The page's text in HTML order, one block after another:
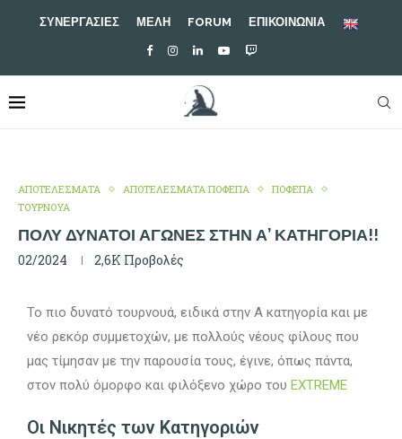
ΣΥΝΕΡΓΑΣΙΕΣ ΜΕΛΗ FORUM ΕΠΙΚΟΙΝΩΝΙΑ
ΑΠΟΤΕΛΕΣΜΑΤΑ ΑΠΟΤΕΛΕΣΜΑΤΑ ΠΟΦΕΠΑ
ΠΟΦΕΠΑ
ΤΟΥΡΝΟΥΑ
ΠΟΛΎ ΔΥΝΑΤΟΊ ΑΓΏΝΕΣ ΣΤΗΝ Α’ ΚΑΤΗΓΟΡΊΑ!!
02/2024 2,6K Προβολές
Το πιο δυνατό τουρνουά, ειδικά στην Α κατηγορία και με
νέο ρεκόρ συμμετοχών, με πολλούς νέους φίλους που
μας τίμησαν με την παρουσία τους, έγινε, όπως πάντα,
στον πολύ όμορφο και φιλόξενο χώρο του EXTREME
Οι Νικητές των Κατηγοριών